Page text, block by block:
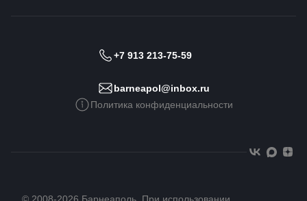
+7 913 213-75-59
barneapol@inbox.ru
Политика конфиденциальности